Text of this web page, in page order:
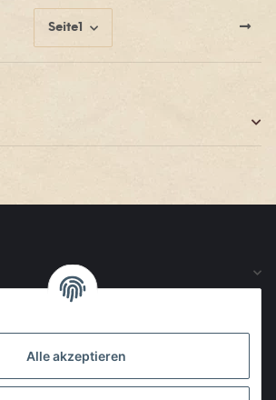
Seite1
Alle akzeptieren